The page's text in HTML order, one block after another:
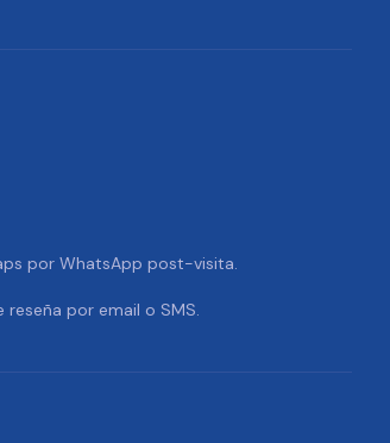
por WhatsApp post-visita.
por email o SMS.